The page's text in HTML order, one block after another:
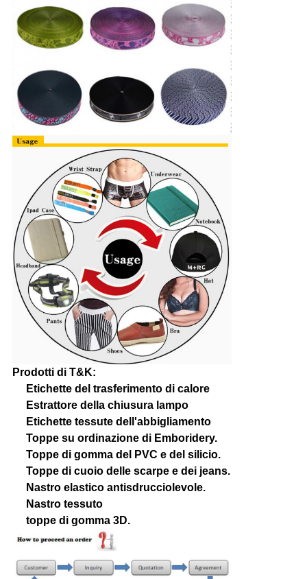
Prodotti di T&K:
Etichette del trasferimento di calore
Estrattore della chiusura lampo
Etichette tessute dell'abbigliamento
Toppe su ordinazione di Emboridery.
Toppe di gomma del PVC e del silicio.
Toppe di cuoio delle scarpe e dei jeans.
Nastro elastico antisdrucciolevole.
Nastro tessuto
toppe di gomma 3D.